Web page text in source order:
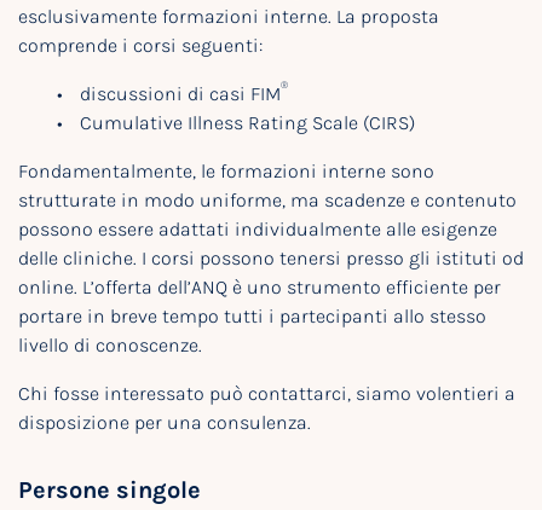
esclusivamente formazioni interne. La proposta
comprende i corsi seguenti:
discussioni di casi FIM®
Cumulative Illness Rating Scale (CIRS)
Fondamentalmente, le formazioni interne sono
strutturate in modo uniforme, ma scadenze e contenuto
possono essere adattati individualmente alle esigenze
delle cliniche. I corsi possono tenersi presso gli istituti od
online. L’offerta dell’ANQ è uno strumento efficiente per
portare in breve tempo tutti i partecipanti allo stesso
livello di conoscenze.
Chi fosse interessato può contattarci, siamo volentieri a
disposizione per una consulenza.
Persone singole